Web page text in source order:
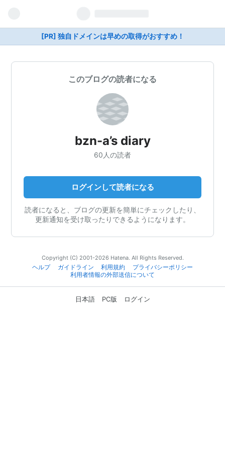
[PR] 独自ドメインは早めの取得がおすすめ！
このブログの読者になる
bzn-a’s diary
60人の読者
ログインして読者になる
読者になると、ブログの更新を簡単にチェックしたり、
更新通知を受け取ったりできるようになります。
Copyright (C) 2001-2026 Hatena. All Rights Reserved.
ヘルプ
ガイドライン 利用規約
プライバシーポリシー
利用者情報の外部送信について
日本語 PC版 ログイン